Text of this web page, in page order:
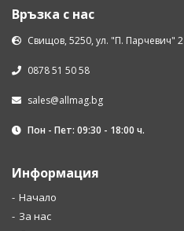
Връзка с нас
Свищов, 5250, ул. "П. Парчевич" 2
0878 51 50 58
sales@allmag.bg
Пон - Пет: 09:30 - 18:00 ч.
Информация
Начало
За нас